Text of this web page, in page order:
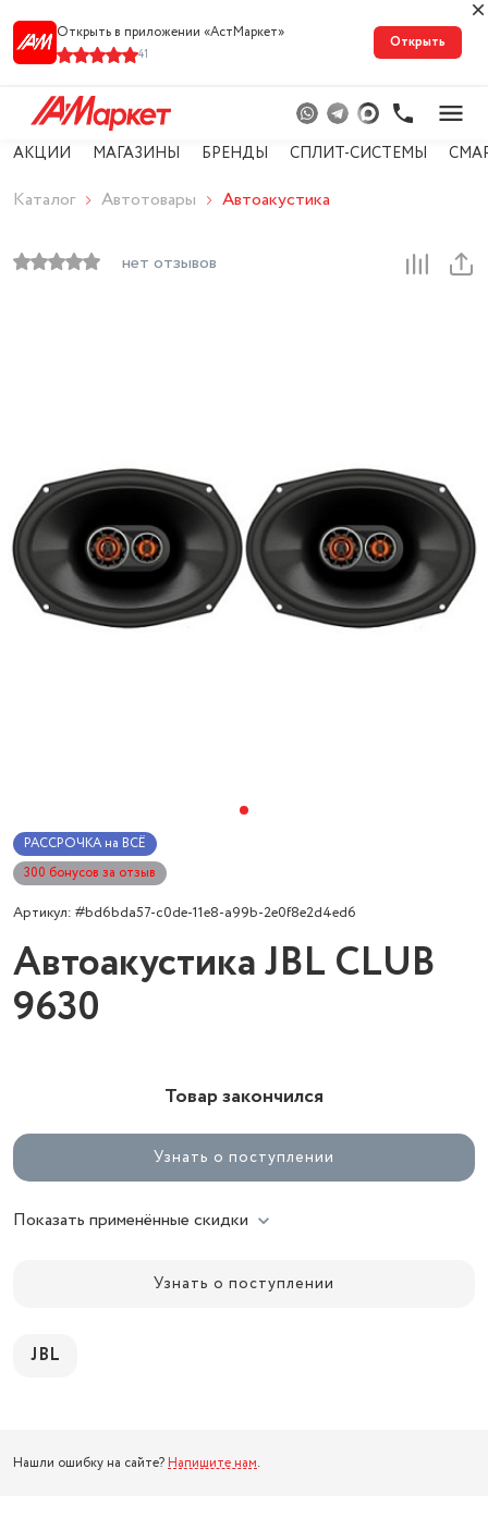
Открыть в приложении «АстМарке‪т‬»
41
Открыть
АКЦИИ МАГАЗИНЫ БРЕНДЫ СПЛИТ-СИСТЕМЫ
Каталог Автотовары Автоакустика
нет отзывов
РАССРОЧКА на ВСЁ
300 бонусов за отзыв
Артикул: #bd6bda57-c0de-11e8-a99b-2e0f8e2d4ed6
Автоакустика JBL CLUB
9630
Товар закончился
Узнать о поступлении
Показать применённые скидки
Узнать о поступлении
JBL
Нашли ошибку на сайте? Напишите нам.